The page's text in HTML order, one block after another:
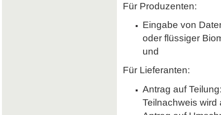
Für Produzenten:
Eingabe von
oder flüssiger
und
Für Lieferanten:
Antrag auf
Teilnachweis wird